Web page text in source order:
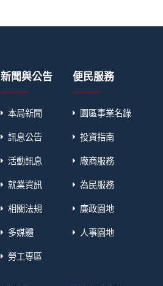
新聞與公告
本局新聞
訊息公告
活動訊息
就業資訊
相關法規
多媒體
勞工專區
便民服務
園區事業名錄
投資指南
廠商服務
為民服務
廉政園地
人事園地